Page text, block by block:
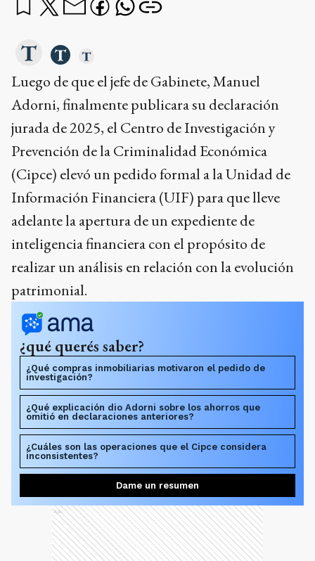
Luego de que el jefe de Gabinete, Manuel
Adorni, finalmente publicara su declaración
jurada de 2025, el Centro de Investigación y
Prevención de la Criminalidad Económica
(Cipce) elevó un pedido formal a la Unidad de
Información Financiera (UIF) para que lleve
adelante la apertura de un expediente de
inteligencia financiera con el propósito de
realizar un análisis en relación con la evolución
patrimonial.
¿qué querés saber?
¿Qué compras inmobiliarias motivaron el pedido de
investigación?
¿Qué explicación dio Adorni sobre los ahorros que
omitió en declaraciones anteriores?
¿Cuáles son las operaciones que el Cipce considera
inconsistentes?
Dame un resumen
Ads